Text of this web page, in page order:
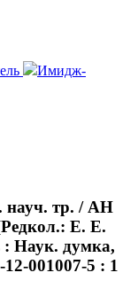
Имидж-
науч. тр. / АН
Е. Е.
: Наук. думка,
001007-5 : 1